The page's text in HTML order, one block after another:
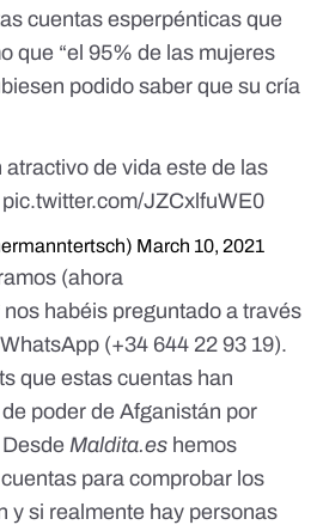
cuentas esperpénticas que
que “el 95% de las mujeres
podido saber que su cría
de vida este de las
pic.twitter.com/JZCxlfuWE0
March 10, 2021
(ahora
habéis preguntado a través
(+34 644 22 93 19).
que estas cuentas han
poder de Afganistán por
Desde Maldita.es hemos
para comprobar los
y si realmente hay personas